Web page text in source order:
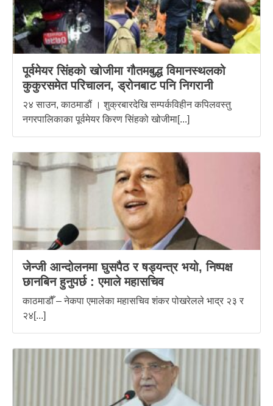
पूर्वमेयर सिंहको खोजीमा गौतमबुद्ध विमानस्थलको
कुकुरसमेत परिचालन, ड्रोनबाट पनि निगरानी
२४ साउन, काठमाडौं । शुक्रबारदेखि सम्पर्कविहीन कपिलवस्तु
नगरपालिकाका पूर्वमेयर किरण सिंहको खोजीमा[...]
जेन्जी आन्दोलनमा घुसपैठ र षड्यन्त्र भयो, निष्पक्ष
छानबिन हुनुपर्छ : एमाले महासचिव
काठमाडौँ – नेकपा एमालेका महासचिव शंकर पोखरेलले भाद्र २३ र
२४[...]